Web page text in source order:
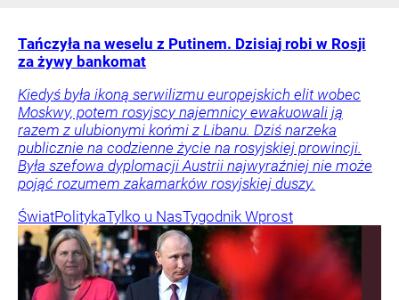
Tańczyła na weselu z Putinem. Dzisiaj robi w Rosji
za żywy bankomat
Kiedyś była ikoną serwilizmu europejskich elit wobec
Moskwy, potem rosyjscy najemnicy ewakuowali ją
razem z ulubionymi końmi z Libanu. Dziś narzeka
publicznie na codzienne życie na rosyjskiej prowincji.
Była szefowa dyplomacji Austrii najwyraźniej nie może
pojąć rozumem zakamarków rosyjskiej duszy.
ŚwiatPolitykaTylko u NasTygodnik Wprost